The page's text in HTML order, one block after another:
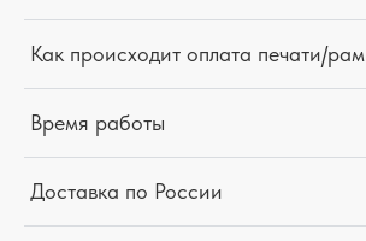
Как происходит оплата печати/рам
Время работы
Доставка по России